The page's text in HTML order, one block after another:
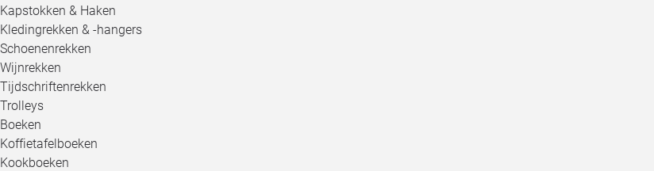
Kapstokken & Haken
Kledingrekken & -hangers
Schoenenrekken
Wijnrekken
Tijdschriftenrekken
Trolleys
Boeken
Koffietafelboeken
Kookboeken